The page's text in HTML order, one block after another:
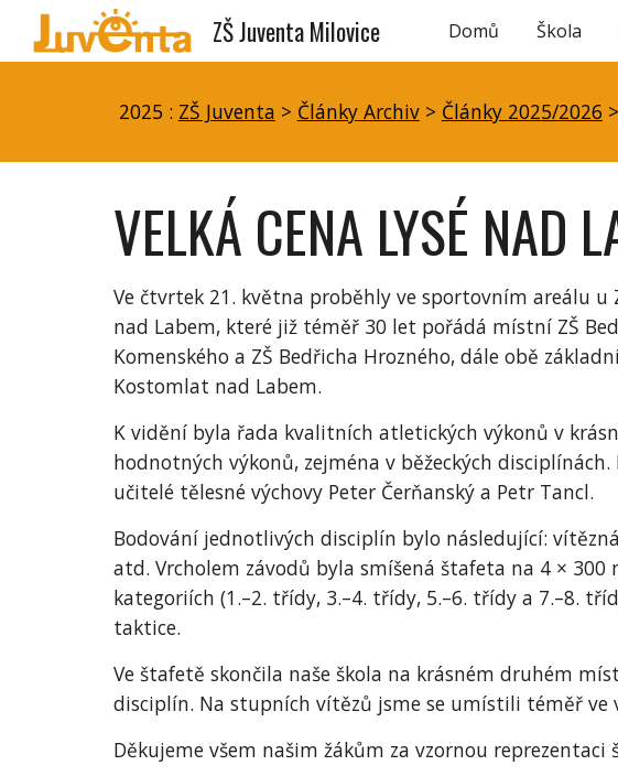
Skip to main
ZŠ Juventa Milovice Domů Škola
2025 : ZŠ Juventa > Články Archiv > Články 2025/2026 >
VELKÁ CENA LYSÉ NAD
Ve čtvrtek 21. května proběhly ve sportovním areálu u
nad Labem, které již téměř 30 let pořádá místní ZŠ
Komenského a ZŠ Bedřicha Hrozného, dále obě
Kostomlat nad Labem.
K vidění byla řada kvalitních atletických výkonů v
hodnotných výkonů, zejména v běžeckých
učitelé tělesné výchovy Peter Čerňanský a Petr Tancl.
Bodování jednotlivých disciplín bylo následující:
atd. Vrcholem závodů byla smíšená štafeta na 4 × 300
kategoriích (1.–2. třídy, 3.–4. třídy, 5.–6. třídy a 7.–8.
taktice.
Ve štafetě skončila naše škola na krásném druhém
disciplín. Na stupních vítězů jsme se umístili téměř ve
Děkujeme všem našim žákům za vzornou reprezentaci